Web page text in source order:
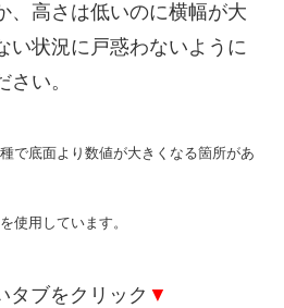
、高さは低いのに横幅が大
い状況に戸惑わないように
い。
で底面より数値が大きくなる箇所があ
使用しています。
タブをクリック ▼